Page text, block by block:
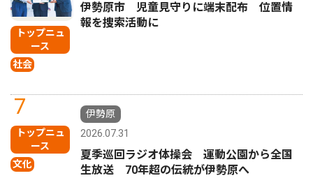
トップニュ
ース
社会
伊勢原市 児童見守りに端末配布 位置情
報を捜索活動に
7
トップニュ
ース
文化
伊勢原
2026.07.31
夏季巡回ラジオ体操会 運動公園から全国
生放送 70年超の伝統が伊勢原へ